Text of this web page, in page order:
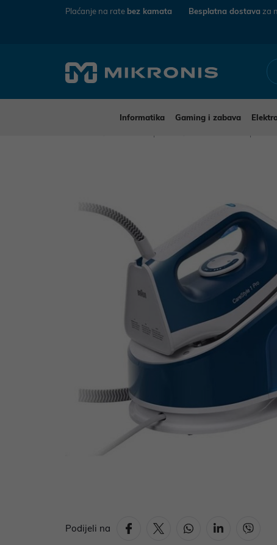
Plaćanje na rate bez kamata Besplatna dostava za
Informatika Gaming i zabava
Podijeli na